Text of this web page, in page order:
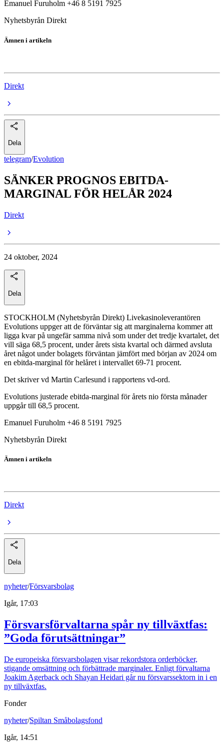
Emanuel Furuholm +46 8 5191 7925
Nyhetsbyrån Direkt
Ämnen i artikeln
Direkt
Dela
telegram/Evolution
SÄNKER PROGNOS EBITDA-
MARGINAL FÖR HELÅR 2024
Direkt
24 oktober, 2024
Dela
STOCKHOLM (Nyhetsbyrån Direkt) Livekasinoleverantören
Evolutions uppger att de förväntar sig att marginalerna kommer att
ligga kvar på ungefär samma nivå som under det tredje kvartalet, det
vill säga 68,5 procent, under årets sista kvartal och därmed avsluta
året något under bolagets förväntan jämfört med början av 2024 om
en ebitda-marginal för helåret i intervallet 69-71 procent.
Det skriver vd Martin Carlesund i rapportens vd-ord.
Evolutions justerade ebitda-marginal för årets nio första månader
uppgår till 68,5 procent.
Emanuel Furuholm +46 8 5191 7925
Nyhetsbyrån Direkt
Ämnen i artikeln
Direkt
Dela
nyheter/Försvarsbolag
Igår, 17:03
Försvarsförvaltarna spår ny tillväxtfas:
”Goda förutsättningar”
De europeiska försvarsbolagen visar rekordstora orderböcker,
stigande omsättning och förbättrade marginaler. Enligt förvaltarna
Joakim Agerback och Shayan Heidari går nu försvarssektorn in i en
ny tillväxtfas.
Fonder
nyheter/Spiltan Småbolagsfond
Igår, 14:51